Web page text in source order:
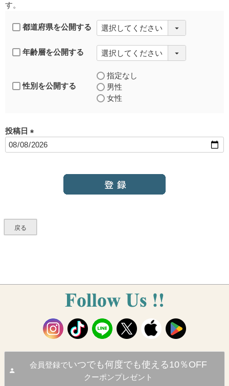
す。
都道府県を公開する
年齢層を公開する
性別を公開する
指定なし
男性
女性
投稿日
(
戻る
会員登録でいつでも何度でも使える10％OFF
クーポンプレゼント